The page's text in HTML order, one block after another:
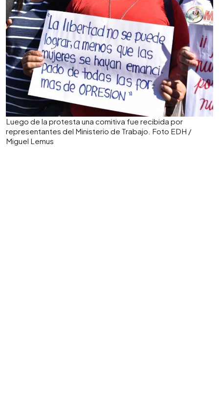
Luego de la protesta una comitiva fue recibida por
representantes del Ministerio de Trabajo. Foto EDH /
Miguel Lemus